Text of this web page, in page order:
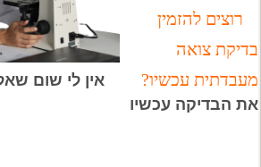
רוצים להזמין
בדיקת צואה
מעבדתית עכשיו?
אין לי שום
את הבדיקה עכשיו